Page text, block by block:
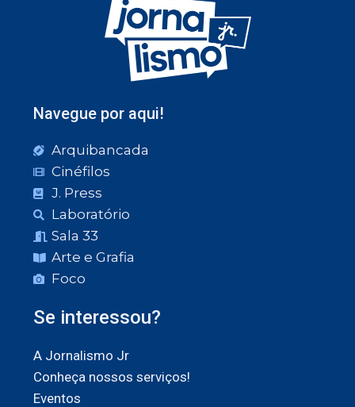
Navegue por aqui!
Arquibancada
Cinéfilos
J. Press
Laboratório
Sala 33
Arte e Grafia
Foco
Se interessou?
A Jornalismo Jr
Conheça nossos serviços!
Eventos